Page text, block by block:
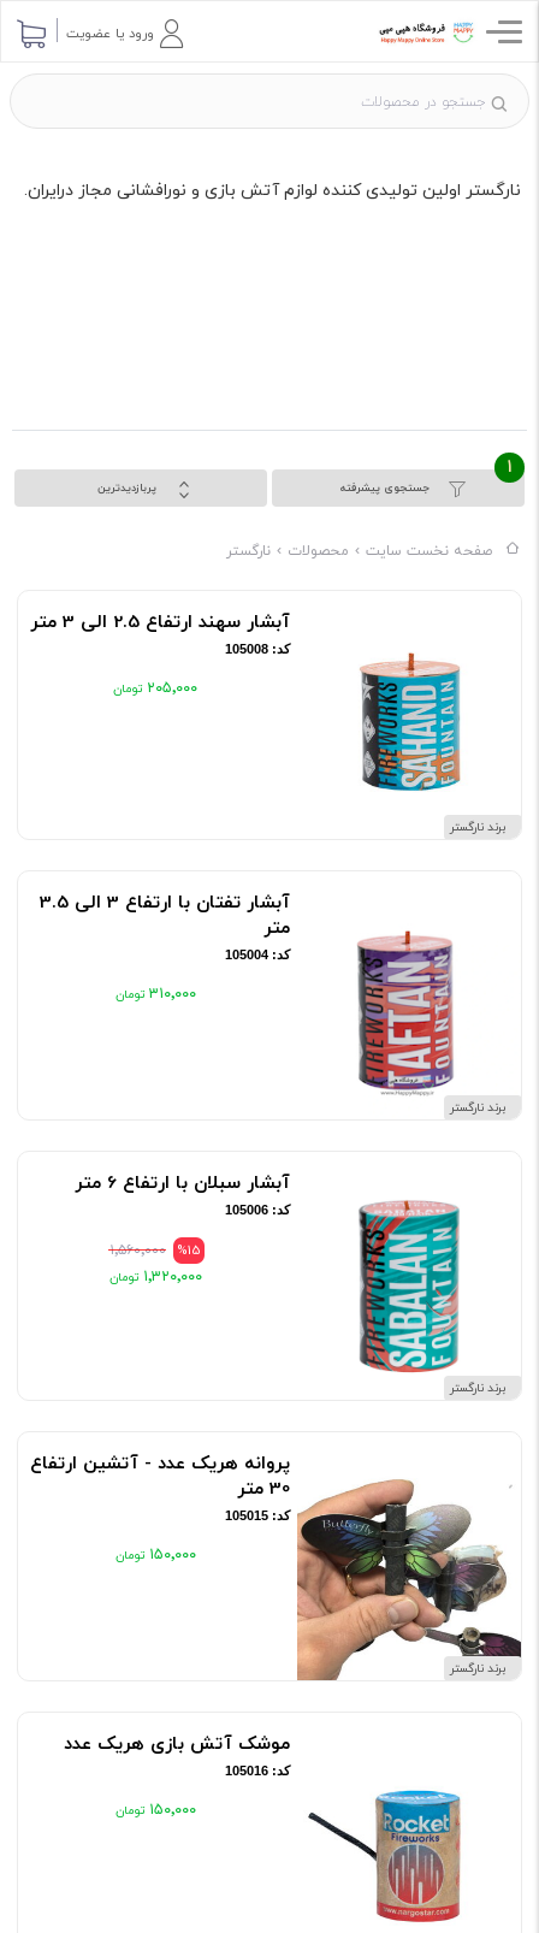
ورود یا عضویت
نارگستر اولین تولیدی کننده لوازم آتش بازی و نورافشانی مجاز درایران.
جستجوی پیشرفته
1
پربازدیدترین
صفحه نخست سایت محصولات نارگستر
برند نارگستر
آبشار سهند ارتفاع 2.5 الی 3 متر
کد: 105008
۲۰۵٬۰۰۰
برند نارگستر
آبشار تفتان با ارتفاع 3 الی 3.5
متر
کد: 105004
۳۱۰٬۰۰۰
برند نارگستر
آبشار سبلان با ارتفاع 6 متر
کد: 105006
%15 ۱٬۵۶۰٬۰۰۰
۱٬۳۲۰٬۰۰۰
برند نارگستر
پروانه هریک عدد - آتشین ارتفاع
30 متر
کد: 105015
۱۵۰٬۰۰۰
موشک آتش بازی هریک عدد
کد: 105016
۱۵۰٬۰۰۰